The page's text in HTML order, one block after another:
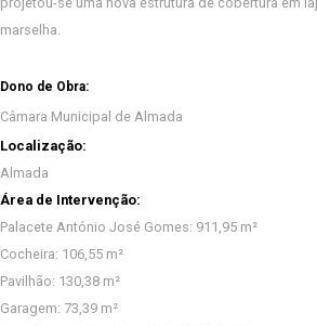
marselha.
Dono de Obra:
Câmara Municipal de Almada
Localização:
Almada
Área de Intervenção:
Palacete António José Gomes: 911,95 m²
Cocheira: 106,55 m²
Pavilhão: 130,38 m²
Garagem: 73,39 m²